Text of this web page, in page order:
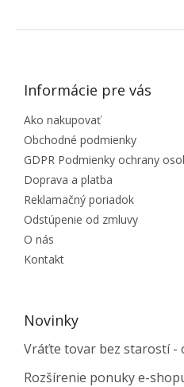
ZÁPÄTIE
Informácie pre vás
Ako nakupovať
Obchodné podmienky
GDPR Podmienky ochrany
Doprava a platba
Reklamačný poriadok
Odstúpenie od zmluvy
O nás
Kontakt
Novinky
Vráťte tovar bez starostí -
Rozšírenie ponuky e-